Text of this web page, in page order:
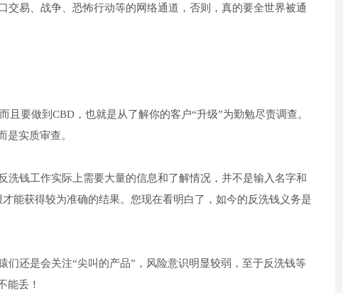
易、战争、恐怖行动等的网络通道，否则，真的要全世界被通
要做到CBD，也就是从了解你的客户“升级”为勤勉尽责调查。
是实质审查。
钱工作实际上需要大量的信息和了解情况，并不是输入名字和
能获得较为准确的结果。您现在看明白了，如今的反洗钱义务是
还是会关注“尖叫的产品”，风险意识明显较弱，至于反洗钱等
能丢！